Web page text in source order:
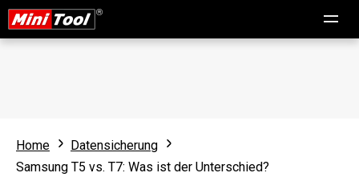
Home
Datensicherung
Samsung T5 vs. T7: Was ist der Unterschied?